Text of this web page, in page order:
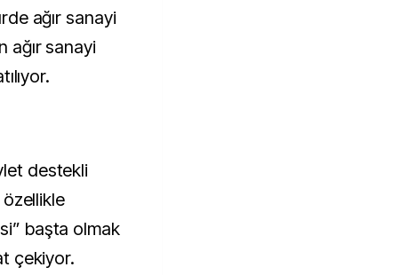
ağır sanayi
ağır sanayi
destekli
özellikle
başta olmak
çekiyor.